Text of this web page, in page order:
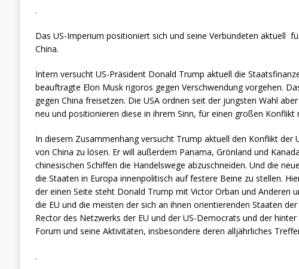
.
Das US-Imperium positioniert sich und seine Verbündeten aktuell
China.
Intern versucht US-Präsident Donald Trump aktuell die
beauftragte Elon Musk rigoros gegen Verschwendung vorgehen.
gegen China freisetzen. Die USA ordnen seit der jüngsten Wahl
neu und positionieren diese in ihrem Sinn, für einen großen Konflikt
In diesem Zusammenhang versucht Trump aktuell den Konflikt der
von China zu lösen. Er will außerdem Panama, Grönland und
chinesischen Schiffen die Handelswege abzuschneiden. Und die
die Staaten in Europa innenpolitisch auf festere Beine zu stellen.
der einen Seite steht Donald Trump mit Victor Orban und Anderen
die EU und die meisten der sich an ihnen orientierenden Staaten
Rector des Netzwerks der EU und der US-Democrats und der
Forum und seine Aktivitäten, insbesondere deren alljährliches
.